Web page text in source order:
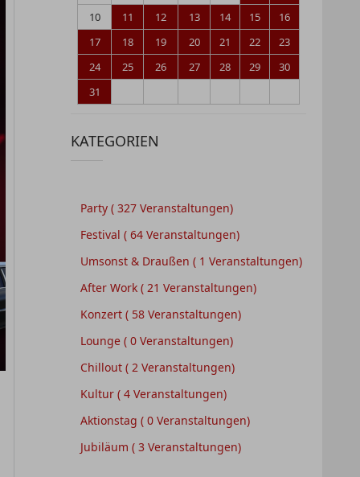
10
11 12 13 14 15
16
17
18 19 20 21 22
23
24
25 26 27 28 29
30
31
KATEGORIEN
Party ( 327 Veranstaltungen)
Festival ( 64 Veranstaltungen)
Umsonst & Draußen ( 1 Veranstaltungen)
After Work ( 21 Veranstaltungen)
Konzert ( 58 Veranstaltungen)
Lounge ( 0 Veranstaltungen)
Chillout ( 2 Veranstaltungen)
Kultur ( 4 Veranstaltungen)
Aktionstag ( 0 Veranstaltungen)
Jubiläum ( 3 Veranstaltungen)